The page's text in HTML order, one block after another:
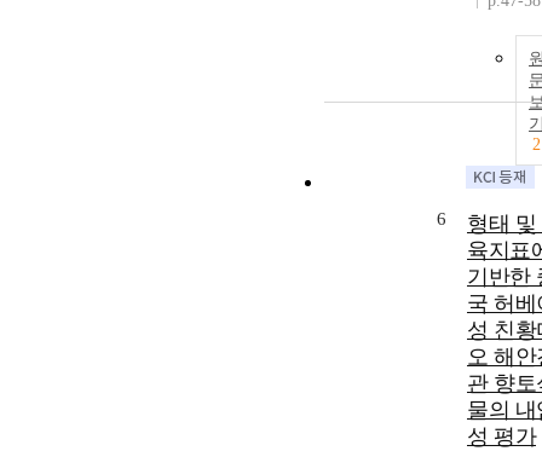
2
6
형태 및
육지표
기반한
국 허베
성 친황
오 해안
관 향토
물의 내
성 평가